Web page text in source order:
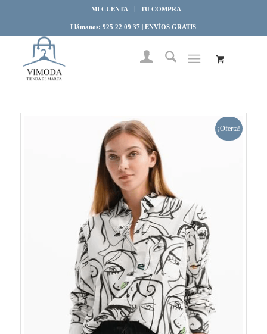
MI CUENTA TU COMPRA
Llámanos: 925 22 09 37 | ENVÍOS GRATIS
¡Oferta!